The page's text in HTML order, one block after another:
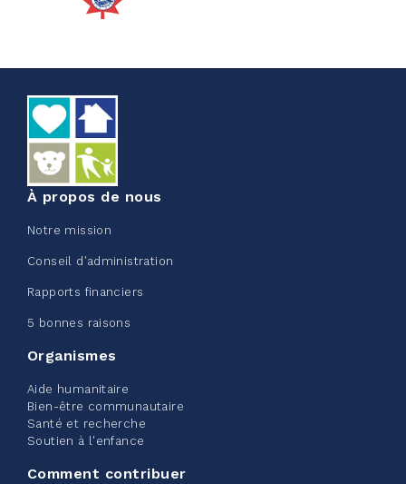
Corporate Challenge Edmonton
juin 09, 2026
5% 50,00 $
Edmonton Corporate Challenge
2026 - Extra Life
2% 20,00 $/ 1 000,00 $
À propos de nous
Notre mission
Conseil d'administration
Rapports financiers
5 bonnes raisons
Organismes
Aide humanitaire
Bien-être communautaire
Santé et recherche
Soutien à l'enfance
Comment contribuer